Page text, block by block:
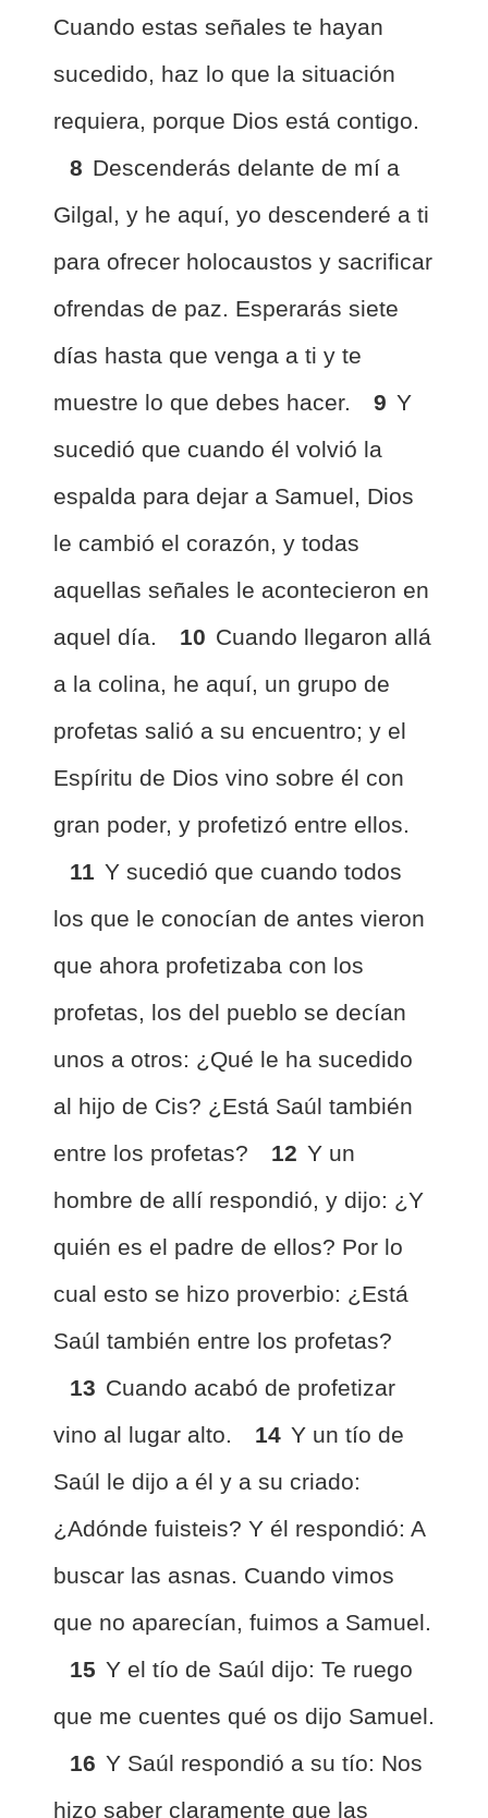
Cuando estas señales te hayan
sucedido, haz lo que la situación
requiera, porque Dios está contigo.
8 Descenderás delante de mí a
Gilgal, y he aquí, yo descenderé a ti
para ofrecer holocaustos y sacrificar
ofrendas de paz. Esperarás siete
días hasta que venga a ti y te
muestre lo que debes hacer.
9 Y
sucedió que cuando él volvió la
espalda para dejar a Samuel, Dios
le cambió el corazón, y todas
aquellas señales le acontecieron en
aquel día.
10 Cuando llegaron allá
a la colina, he aquí, un grupo de
profetas salió a su encuentro; y el
Espíritu de Dios vino sobre él con
gran poder, y profetizó entre ellos.
11 Y sucedió que cuando todos
los que le conocían de antes vieron
que ahora profetizaba con los
profetas, los del pueblo se decían
unos a otros: ¿Qué le ha sucedido
al hijo de Cis? ¿Está Saúl también
entre los profetas?
12 Y un
hombre de allí respondió, y dijo: ¿Y
quién es el padre de ellos? Por lo
cual esto se hizo proverbio: ¿Está
Saúl también entre los profetas?
13 Cuando acabó de profetizar
vino al lugar alto.
14 Y un tío de
Saúl le dijo a él y a su criado:
¿Adónde fuisteis? Y él respondió: A
buscar las asnas. Cuando vimos
que no aparecían, fuimos a Samuel.
15 Y el tío de Saúl dijo: Te ruego
que me cuentes qué os dijo Samuel.
16 Y Saúl respondió a su tío: Nos
hizo saber claramente que las